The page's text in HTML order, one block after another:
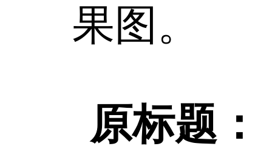
果图。
原标题：